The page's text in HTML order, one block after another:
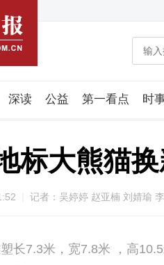
深读 公益 第一看点 时
标大熊猫
记者：吴婷婷 赵亚楠 刘婧瑜
长7.3米，宽7.8米 ，高